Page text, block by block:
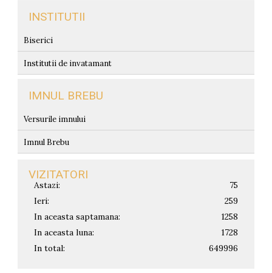
INSTITUTII
Biserici
Institutii de invatamant
IMNUL BREBU
Versurile imnului
Imnul Brebu
VIZITATORI
Astazi:
75
Ieri:
259
In aceasta saptamana:
1258
In aceasta luna:
1728
In total:
649996